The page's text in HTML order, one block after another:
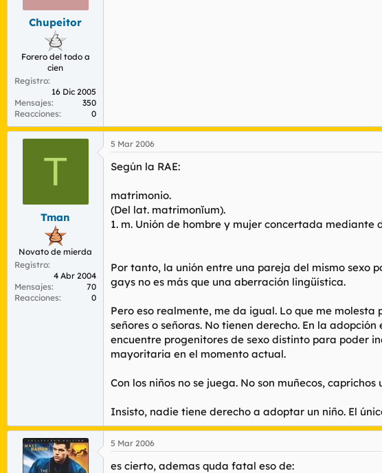
Chupeitor
Forero del todo a
cien
Registro
16 Dic 2005
Mensajes
350
Reacciones
0
T
Tman
Novato de mierda
Registro
4 Abr 2004
Mensajes
70
Reacciones
0
5 Mar 2006
Según la RAE:
matrimonio.
(Del lat. matrimonĭum).
1. m. Unión de hombre y mujer concertada
Por tanto, la unión entre una pareja del mismo sexo
gays no es más que una aberración lingüística.
Pero eso realmente, me da igual. Lo que me
señores o señoras. No tienen derecho. En la
encuentre progenitores de sexo distinto para poder
mayoritaria en el momento actual.
Con los niños no se juega. No son muñecos,
Insisto, nadie tiene derecho a adoptar un niño. El
5 Mar 2006
es cierto, ademas quda fatal eso de: